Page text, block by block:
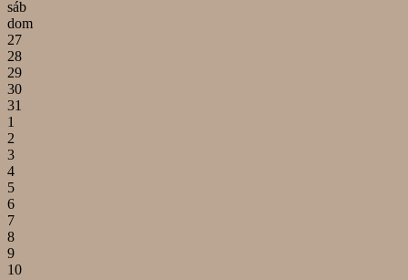
sáb
dom
27
28
29
30
31
1
2
3
4
5
6
7
8
9
10